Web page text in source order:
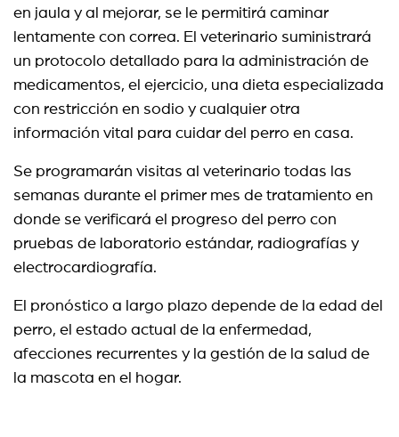
en jaula y al mejorar, se le permitirá caminar
lentamente con correa. El veterinario suministrará
un protocolo detallado para la administración de
medicamentos, el ejercicio, una dieta especializada
con restricción en sodio y cualquier otra
información vital para cuidar del perro en casa.
Se programarán visitas al veterinario todas las
semanas durante el primer mes de tratamiento en
donde se verificará el progreso del perro con
pruebas de laboratorio estándar, radiografías y
electrocardiografía.
El pronóstico a largo plazo depende de la edad del
perro, el estado actual de la enfermedad,
afecciones recurrentes y la gestión de la salud de
la mascota en el hogar.